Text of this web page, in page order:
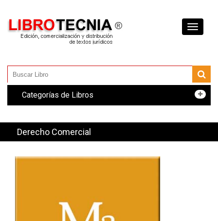
Toggle
Categorías de Libros
Derecho Comercial